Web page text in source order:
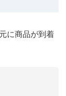
に商品が到着